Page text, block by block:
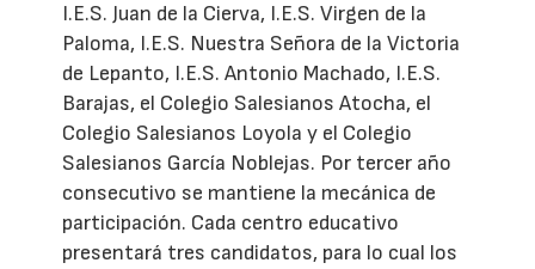
I.E.S. Juan de la Cierva, I.E.S. Virgen de la
Paloma, I.E.S. Nuestra Señora de la Victoria
de Lepanto, I.E.S. Antonio Machado, I.E.S.
Barajas, el Colegio Salesianos Atocha, el
Colegio Salesianos Loyola y el Colegio
Salesianos García Noblejas. Por tercer año
consecutivo se mantiene la mecánica de
participación. Cada centro educativo
presentará tres candidatos, para lo cual los